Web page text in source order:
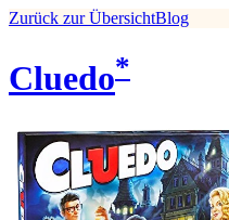
Zurück zur ÜbersichtBlog
Cluedo*